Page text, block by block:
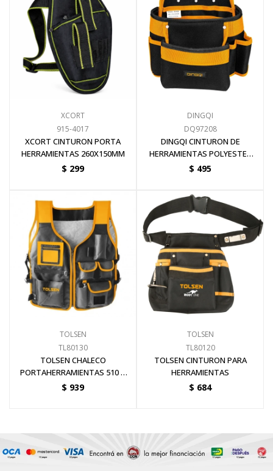
XCORT
915-4017
XCORT CINTURON PORTA
HERRAMIENTAS 260X150MM
$ 299
DINGQI
DQ97208
DINGQI CINTURON DE
HERRAMIENTAS POLYESTER
ALTA RESISTENCIA 25x28CM
$ 495
TOLSEN
TL80130
TOLSEN CHALECO
PORTAHERRAMIENTAS 510 X
600 MM
$ 939
TOLSEN
TL80120
TOLSEN CINTURON PARA
HERRAMIENTAS
$ 684
Electricidad
Ferretería
Herramientas Eléctrica y Batería
Herramientas Manuales
Generadores
Hogar
Pinturas y Accesorios
Piscinas e Inflables
Sanitaria